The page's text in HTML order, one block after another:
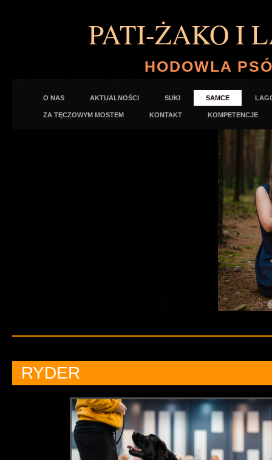
PATI-ŻAKO I
HODOWLA
O NAS AKTUALNOŚCI SUKI SAMCE
ZA TĘCZOWYM MOSTEM KONTAKT KOMPETENCJE
RYDER